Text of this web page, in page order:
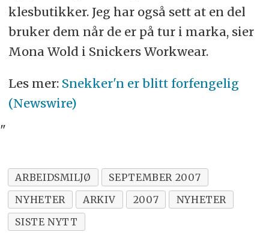
klesbutikker. Jeg har også sett at en del
bruker dem når de er på tur i marka, sier
Mona Wold i Snickers Workwear.
Les mer: Snekker'n er blitt forfengelig
(Newswire)
"
ARBEIDSMILJØ
SEPTEMBER 2007
NYHETER
ARKIV 2007
NYHETER
SISTE NYTT